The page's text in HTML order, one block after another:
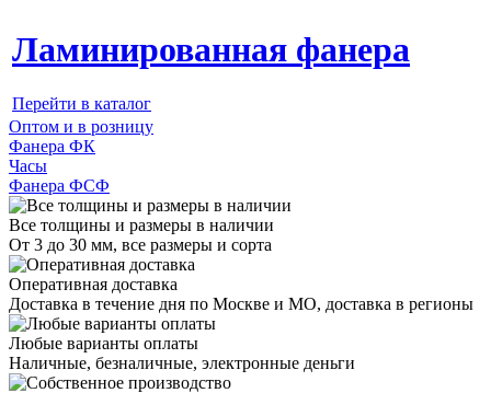
Ламинированная фанера
Перейти в каталог
Оптом и в розницу
Фанера ФК
Часы
Фанера ФСФ
Все толщины и размеры в наличии
От 3 до 30 мм, все размеры и сорта
Оперативная доставка
Доставка в течение дня по Москве и МО, доставка в регионы
Любые варианты оплаты
Наличные, безналичные, электронные деньги